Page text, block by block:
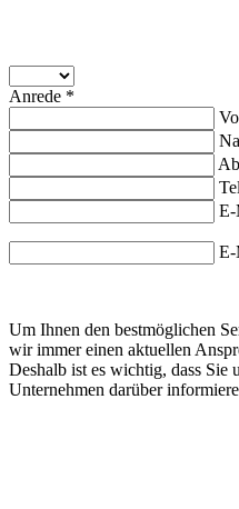
Anrede *
E-
Um Ihnen den bestmöglichen
wir immer einen aktuellen
Deshalb ist es wichtig, dass Sie
Unternehmen darüber